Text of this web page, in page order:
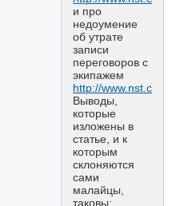
и про
недоумение
об утрате
записи
переговоров с
экипажем
http://
Выводы,
которые
изложены в
статье, и к
которым
склоняются
сами
малайцы,
таковы: